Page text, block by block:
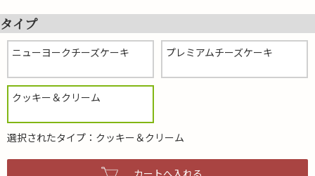
タイプ
ニューヨークチーズケーキ プレミアムチーズケーキ
クッキー＆クリーム
選択されたタイプ：クッキー＆クリーム